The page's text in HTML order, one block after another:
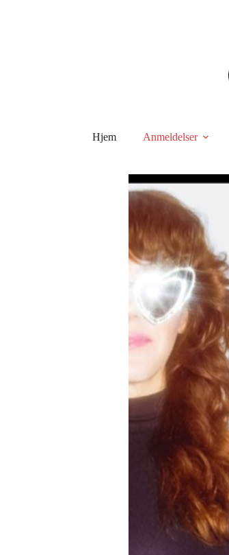
Hjem Anmeldelser